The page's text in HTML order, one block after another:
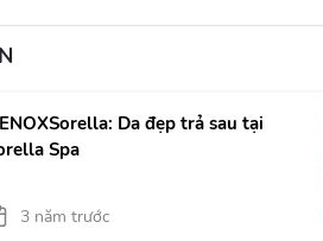
Da đẹp trả sau tại
Spa
3 năm trước